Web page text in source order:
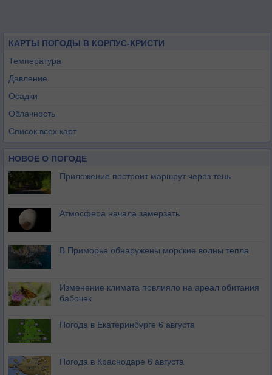
КАРТЫ ПОГОДЫ В КОРПУС-КРИСТИ
Температура
Давление
Осадки
Облачность
Список всех карт
НОВОЕ О ПОГОДЕ
Приложение построит маршрут через тень
Атмосфера начала замерзать
В Приморье обнаружены морские волны тепла
Изменение климата повлияло на ареал обитания
бабочек
Погода в Екатеринбурге 6 августа
Погода в Краснодаре 6 августа